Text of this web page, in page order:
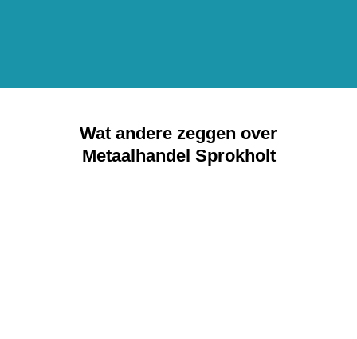
Wat andere zeggen over
Metaalhandel Sprokholt